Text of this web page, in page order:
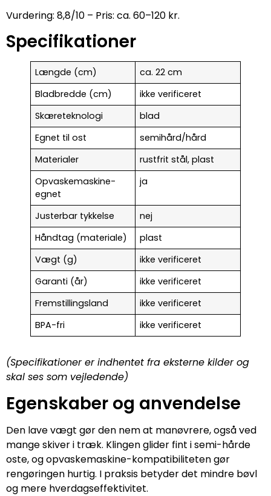
Vurdering: 8,8/10 – Pris: ca. 60–120 kr.
Specifikationer
Længde (cm)
ca. 22 cm
Bladbredde (cm)
ikke verificeret
Skæreteknologi
blad
Egnet til ost
semihård/hård
Materialer
rustfrit stål, plast
Opvaskemaskine-
egnet
ja
Justerbar tykkelse
nej
Håndtag (materiale)
plast
Vægt (g)
ikke verificeret
Garanti (år)
ikke verificeret
Fremstillingsland
ikke verificeret
BPA-fri
ikke verificeret
(Specifikationer er indhentet fra eksterne kilder og
skal ses som vejledende)
Egenskaber og anvendelse
Den lave vægt gør den nem at manøvrere, også ved
mange skiver i træk. Klingen glider fint i semi-hårde
oste, og opvaskemaskine-kompatibiliteten gør
rengøringen hurtig. I praksis betyder det mindre bøvl
og mere hverdagseffektivitet.